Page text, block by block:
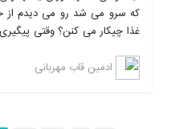
که سرو می شد رو می دیدم از
غذا چیکار می کنن؟ وقتی
خیلی زیادی از مواد غذایی توی
ادمین قاب مهربانی